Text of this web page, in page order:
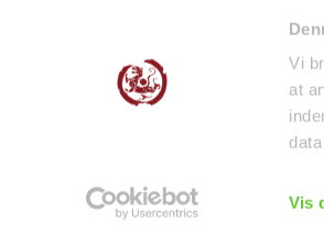
Vi
at
Vis
Smiley Rapport - Butikker